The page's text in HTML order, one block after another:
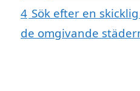
4 Sök efter en
de omgivande